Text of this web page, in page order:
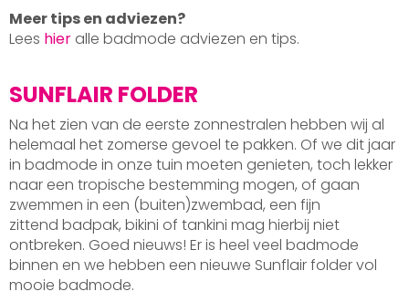
Meer tips en adviezen?
Lees hier alle badmode adviezen en tips.
SUNFLAIR FOLDER
Na het zien van de eerste zonnestralen hebben wij al
helemaal het zomerse gevoel te pakken. Of we dit jaar
in badmode in onze tuin moeten genieten, toch lekker
naar een tropische bestemming mogen, of gaan
zwemmen in een (buiten)zwembad, een fijn
zittend badpak, bikini of tankini mag hierbij niet
ontbreken. Goed nieuws! Er is heel veel badmode
binnen en we hebben een nieuwe Sunflair folder vol
mooie badmode.